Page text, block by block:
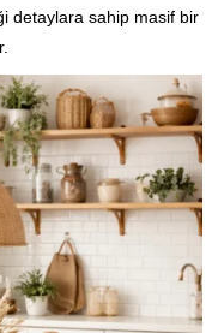
detaylara sahip masif bir